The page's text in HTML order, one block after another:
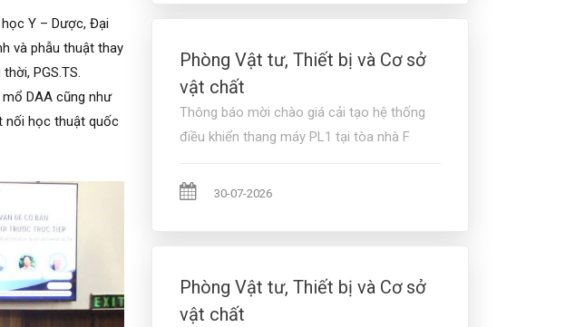
Y – Dược, Đại
và phẫu thuật thay
PGS.TS.
DAA cũng như
nối học thuật quốc
Phòng Vật tư, Thiết bị và Cơ sở
vật chất
Thông báo mời chào giá cải tạo hệ thống
điều khiển thang máy PL1 tại tòa nhà F
30-07-2026
Phòng Vật tư, Thiết bị và Cơ sở
vật chất